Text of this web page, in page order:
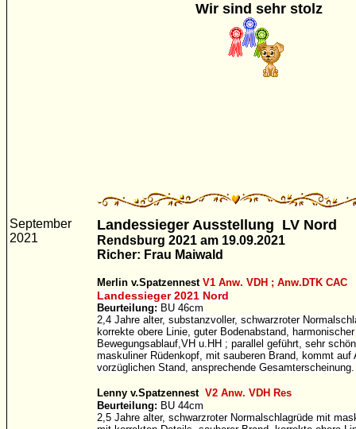
Wir sind sehr stolz
September
2021
Landessieger Ausstellung LV Nord
Rendsburg 2021 am 19.09.2021
Richer: Frau Maiwald
Merlin v.Spatzennest V1 Anw. VDH ; Anw.DTK CAC
Landessieger 2021 Nord
Beurteilung: BU 46cm
2,4 Jahre alter, substanzvoller, schwarzroter
korrekte obere Linie, guter Bodenabstand, harmonischer
Bewegungsablauf,VH u.HH ; parallel geführt, sehr
maskuliner Rüdenkopf, mit sauberen Brand, kommt auf
vorzüglichen Stand, ansprechende Gesamterscheinung.
Lenny v.Spatzennest V2 Anw. VDH Res
Beurteilung: BU 44cm
2,5 Jahre alter, schwarzroter Normalschlagrüde mit